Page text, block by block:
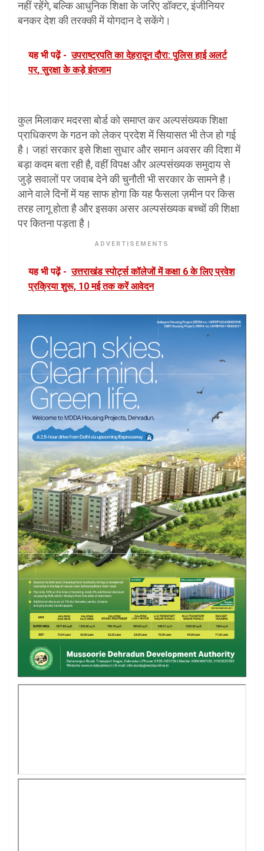
नहीं रहेंगे, बल्कि आधुनिक शिक्षा के जरिए डॉक्टर, इंजीनियर
बनकर देश की तरक्की में योगदान दे सकेंगे।
यह भी पढ़ें - उपराष्ट्रपति का देहरादून दौरा: पुलिस हाई अलर्ट
पर, सुरक्षा के कड़े इंतजाम
कुल मिलाकर मदरसा बोर्ड को समाप्त कर अल्पसंख्यक शिक्षा
प्राधिकरण के गठन को लेकर प्रदेश में सियासत भी तेज हो गई
है। जहां सरकार इसे शिक्षा सुधार और समान अवसर की दिशा में
बड़ा कदम बता रही है, वहीं विपक्ष और अल्पसंख्यक समुदाय से
जुड़े सवालों पर जवाब देने की चुनौती भी सरकार के सामने है।
आने वाले दिनों में यह साफ होगा कि यह फैसला ज़मीन पर किस
तरह लागू होता है और इसका असर अल्पसंख्यक बच्चों की शिक्षा
पर कितना पड़ता है।
ADVERTISEMENTS
यह भी पढ़ें - उत्तराखंड स्पोर्ट्स कॉलेजों में कक्षा 6 के लिए प्रवेश
प्रक्रिया शुरू, 10 मई तक करें आवेदन